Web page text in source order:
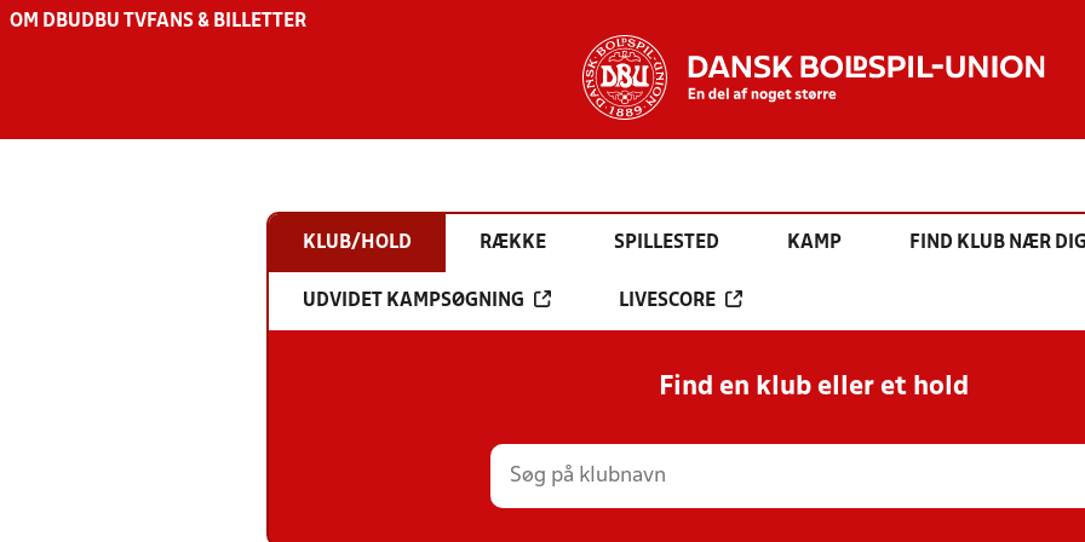
OM DBU DBU TV FANS & BILLETTER
KLUB/HOLD RÆKKE SPILLESTED KAMP FIND KLUB NÆR
UDVIDET KAMPSØGNING LIVESCORE
Find en klub eller et hold